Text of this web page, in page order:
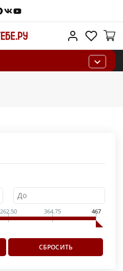
Telegram
VKontakte
Youtube
Личный
262.50 364.75 467